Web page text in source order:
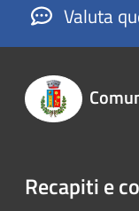
Valuta
Recapiti e